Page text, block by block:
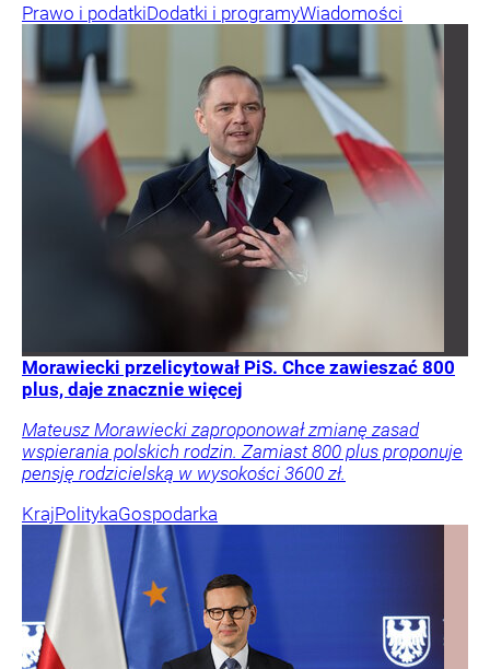
Prawo i podatkiDodatki i programyWiadomości
Morawiecki przelicytował PiS. Chce zawieszać 800
plus, daje znacznie więcej
Mateusz Morawiecki zaproponował zmianę zasad
wspierania polskich rodzin. Zamiast 800 plus proponuje
pensję rodzicielską w wysokości 3600 zł.
KrajPolitykaGospodarka